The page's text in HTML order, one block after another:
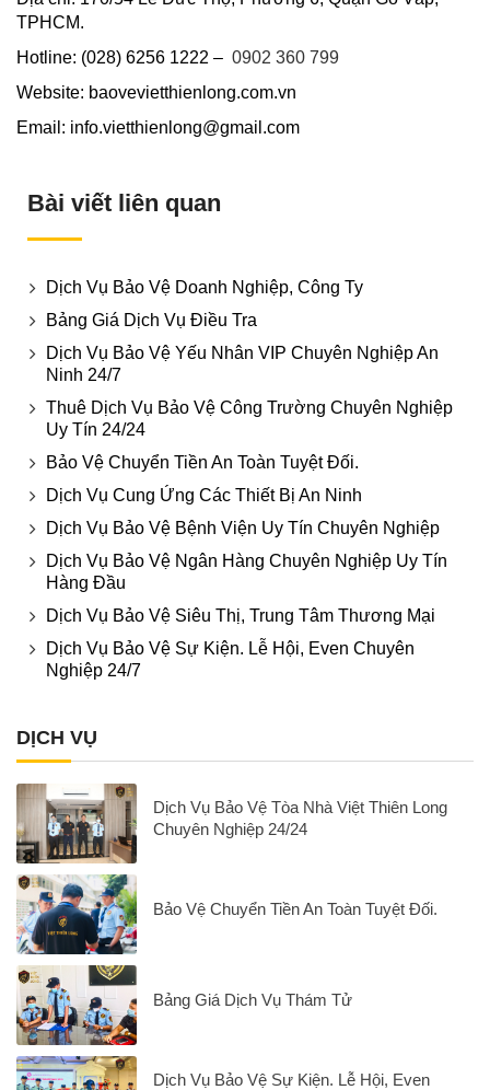
TPHCM.
Hotline: (028) 6256 1222 – 0902 360 799
Website: baovevietthienlong.com.vn
Email: info.vietthienlong@gmail.com
Bài viết liên quan
Dịch Vụ Bảo Vệ Doanh Nghiệp, Công Ty
Bảng Giá Dịch Vụ Điều Tra
Dịch Vụ Bảo Vệ Yếu Nhân VIP Chuyên Nghiệp An
Ninh 24/7
Thuê Dịch Vụ Bảo Vệ Công Trường Chuyên Nghiệp
Uy Tín 24/24
Bảo Vệ Chuyển Tiền An Toàn Tuyệt Đối.
Dịch Vụ Cung Ứng Các Thiết Bị An Ninh
Dịch Vụ Bảo Vệ Bệnh Viện Uy Tín Chuyên Nghiệp
Dịch Vụ Bảo Vệ Ngân Hàng Chuyên Nghiệp Uy Tín
Hàng Đầu
Dịch Vụ Bảo Vệ Siêu Thị, Trung Tâm Thương Mại
Dịch Vụ Bảo Vệ Sự Kiện. Lễ Hội, Even Chuyên
Nghiệp 24/7
DỊCH VỤ
Dịch Vụ Bảo Vệ Tòa Nhà Việt Thiên Long
Chuyên Nghiệp 24/24
Bảo Vệ Chuyển Tiền An Toàn Tuyệt Đối.
Bảng Giá Dịch Vụ Thám Tử
Dịch Vụ Bảo Vệ Sự Kiện. Lễ Hội, Even